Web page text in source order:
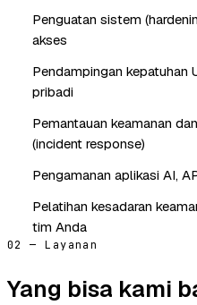
Penguatan sistem
akses
Pendampingan kepatuhan
pribadi
Pemantauan keamanan
(incident response)
Pengamanan aplikasi AI,
Pelatihan kesadaran
tim Anda
02 — Layanan
Yang bisa kami